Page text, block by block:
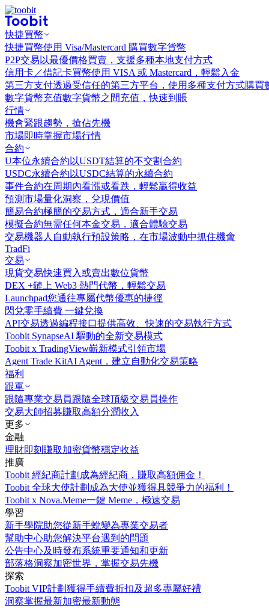
快捷買幣
快捷買幣使用 Visa/Mastercard 購買數字貨幣
P2P交易 以最優價格買賣，支援多種本地支付方式
信用卡／借記卡買幣使用 VISA 或 Mastercard，輕鬆入金
第三方支付透過受信任的第三方平台，使用多種支付方式購買
數字貨幣充值數字貨幣之間充值，快速到賬
行情
機會緊跟趨勢，搶佔先機
市場即時掌握市場行情
合約
U本位永續合約 以USDT結算的不交割合約
USDC永續合約 以USDC結算的永續合約
事件合約在周期內看漲或看跌，輕鬆贏得收益
預測市場量化洞察，兌現價值
簡易合約極簡的交易方式，適合新手交易
模擬合約無需任何本金交易，適合體驗交易
交易機器人 自動執行預設策略，在市場波動中抓住機會
TradFi
交易
現貨交易快速買入或賣出數位貨幣
DEX +鏈上 Web3 熱門代幣，輕鬆交易
Launchpad您通往專屬代幣優惠的捷徑
閃兌零手續費 一鍵兌換
API交易透過編程接口提供高效、快速的交易執行方式
Toobit SynapseAI 驅動的全新交易模式
Toobit x TradingView嶄新模式引領市場
Agent Trade KitAI Agent，建立自動化交易策略
福利
跟單
跟隨專業交易員跟隨全球頂級交易員操作
交易大師招募賺取高額分潤收入
更多
金融
理財即刻賺取加密貨幣穩定收益
推廣
Toobit 經紀商計劃 成為經紀商，賺取高額佣金！
Toobit 全球大使計劃 成為大使並獲得具競爭力的福利！
Toobit x Nova.Meme一鍵 Meme，極速交易
學習
新手學院助您從新手蛻變為專業交易者
幫助中心助您解決平台遇到的問題
公告中心及時發布系統重要通知和更新
部落格洞察加密世界，掌握交易先機
探索
Toobit VIP計劃獲得手續費折扣及超多專屬好禮
洞察掌握最新加密最新動態